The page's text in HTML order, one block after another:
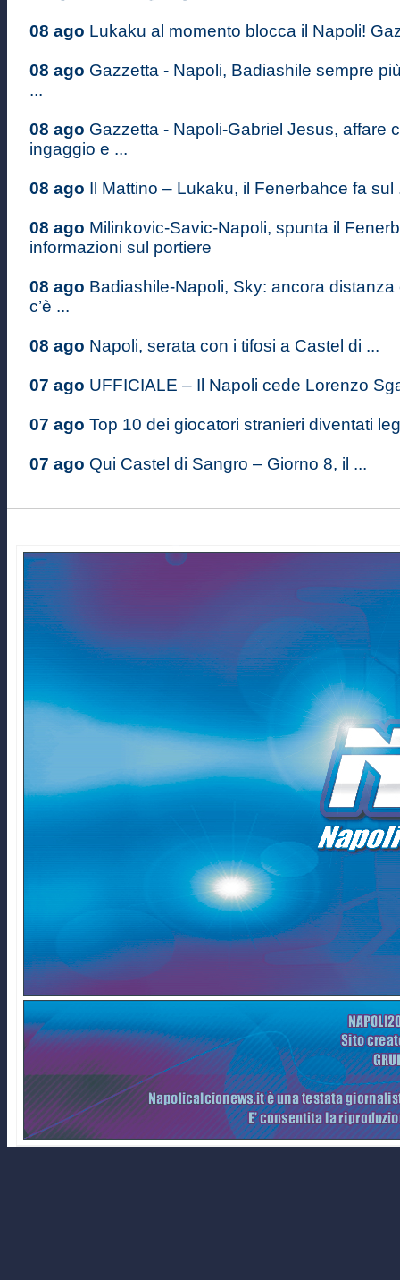
08 ago Lukaku al momento blocca il Napoli!
08 ago Gazzetta - Napoli, Badiashile sempre
...
08 ago Gazzetta - Napoli-Gabriel Jesus, affare
ingaggio e ...
08 ago Il Mattino – Lukaku, il Fenerbahce fa sul
08 ago Milinkovic-Savic-Napoli, spunta il
informazioni sul portiere
08 ago Badiashile-Napoli, Sky: ancora
c’è ...
08 ago Napoli, serata con i tifosi a Castel di ...
07 ago UFFICIALE – Il Napoli cede Lorenzo
07 ago Top 10 dei giocatori stranieri diventati
07 ago Qui Castel di Sangro – Giorno 8, il ...